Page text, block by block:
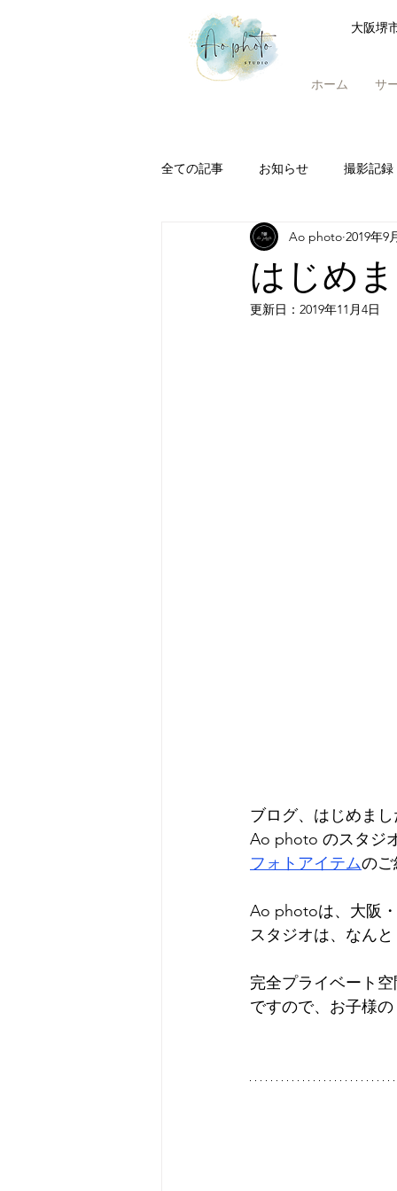
大阪堺
ホーム サ
全ての記事 お知らせ 撮影記録
はじめ
Ao photo 2019年9
更新日： 2019年11月4日
ブログ、はじめまし
Ao photo のスタジ
フォトアイテムの
Ao photoは、大阪
スタジオは、なん
完全プライベート空
ですので、お子様